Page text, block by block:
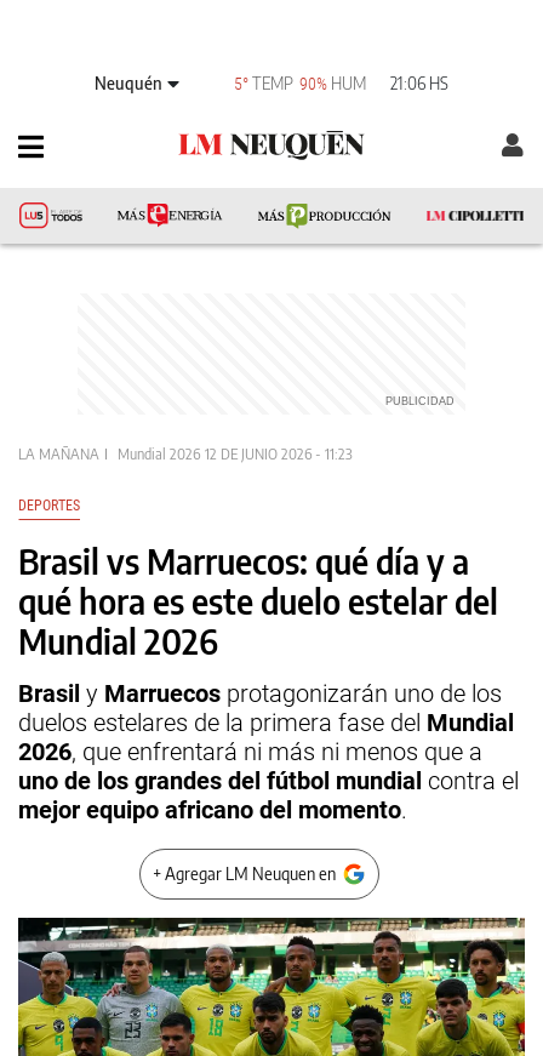
Neuquén 5°TEMP 90% HUM 21:06 HS
LA MAÑANA Mundial 2026 12 DE JUNIO 2026 - 11:23
DEPORTES
Brasil vs Marruecos: qué día y a
qué hora es este duelo estelar del
Mundial 2026
Brasil y Marruecos protagonizarán uno de los
duelos estelares de la primera fase del Mundial
2026, que enfrentará ni más ni menos que a
uno de los grandes del fútbol mundial contra el
mejor equipo africano del momento.
+ Agregar LM Neuquen en